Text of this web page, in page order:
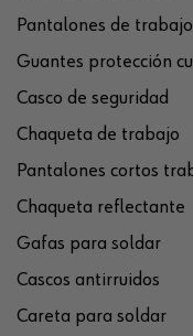
Pantalones de trabajo
Guantes protección
Casco de seguridad
Chaqueta de trabajo
Pantalones cortos
Chaqueta reflectante
Gafas para soldar
Cascos antirruidos
Careta para soldar